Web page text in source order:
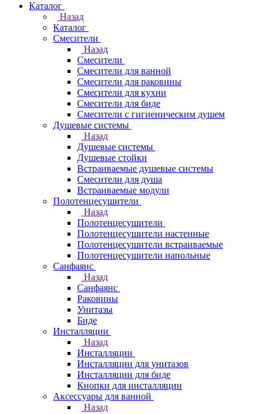
Каталог
Назад
Каталог
Смесители
Назад
Смесители
Смесители для ванной
Смесители для раковины
Смесители для кухни
Смесители для биде
Смесители с гигиеническим душем
Душевые системы
Назад
Душевые системы
Душевые стойки
Встраиваемые душевые системы
Смесители для душа
Встраиваемые модули
Полотенцесушители
Назад
Полотенцесушители
Полотенцесушители настенные
Полотенцесушители встраиваемые
Полотенцесушители напольные
Санфаянс
Назад
Санфаянс
Раковины
Унитазы
Биде
Инсталляции
Назад
Инсталляции
Инсталляции для унитазов
Инсталляции для биде
Кнопки для инсталляции
Аксессуары для ванной
Назад